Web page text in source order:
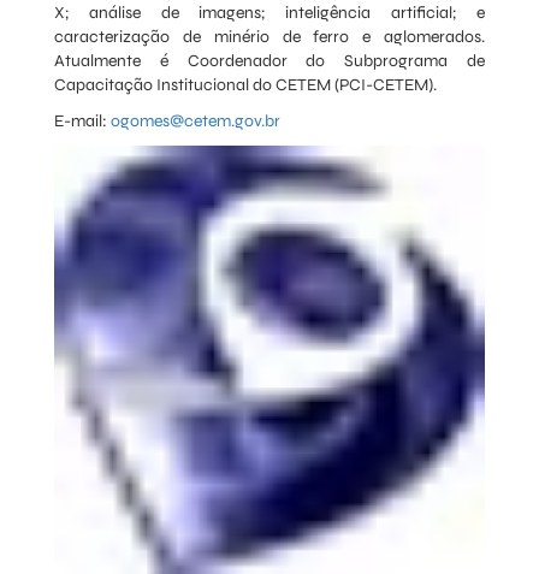
X; análise de imagens; inteligência artificial; e
caracterização de minério de ferro e aglomerados.
Atualmente é Coordenador do Subprograma de
Capacitação Institucional do CETEM (PCI-CETEM).
E-mail: ogomes@cetem.gov.br